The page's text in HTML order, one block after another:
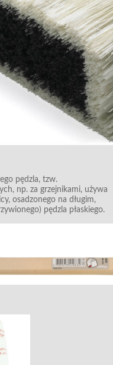
pędzla, tzw.
np. za grzejnikami, używa
osadzonego na długim,
pędzla płaskiego.